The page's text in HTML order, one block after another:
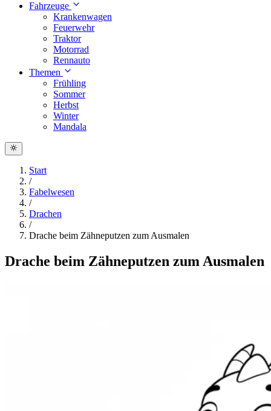
Fahrzeuge
Krankenwagen
Feuerwehr
Traktor
Motorrad
Rennauto
Themen
Frühling
Sommer
Herbst
Winter
Mandala
Start
/
Fabelwesen
/
Drachen
/
Drache beim Zähneputzen zum Ausmalen
Drache beim Zähneputzen zum Ausmalen